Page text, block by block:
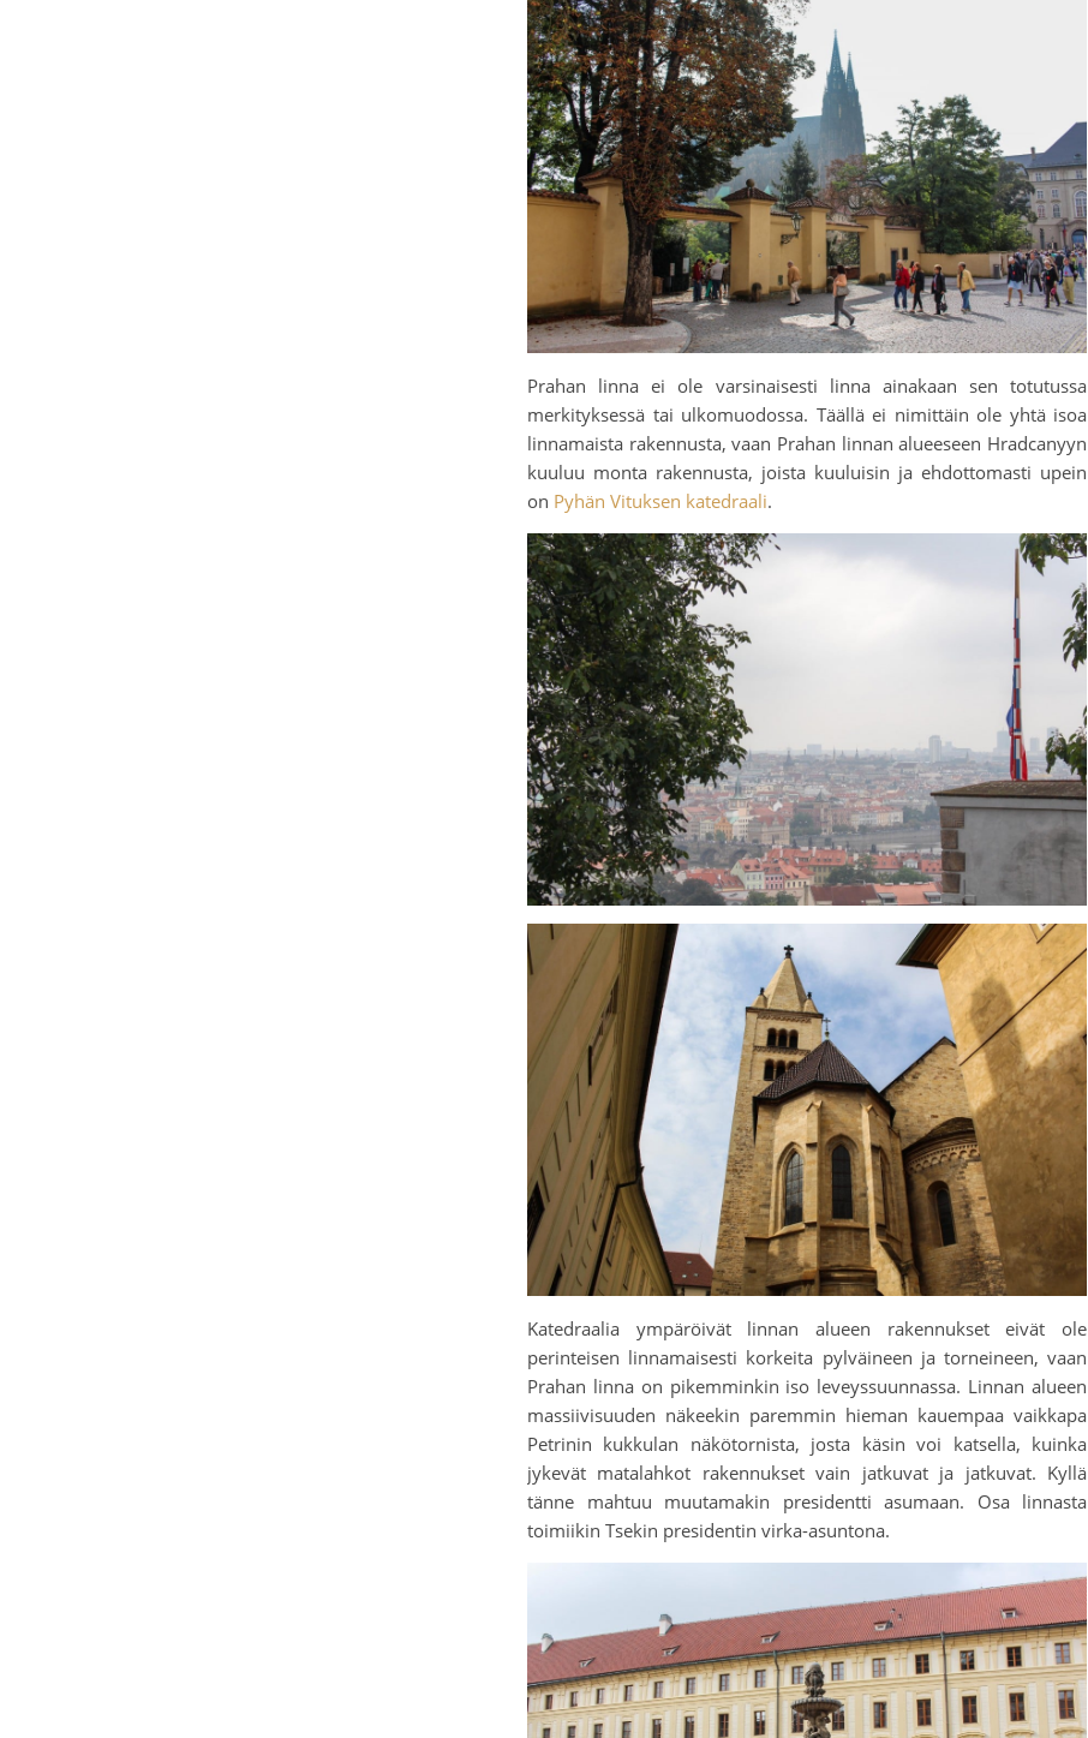
Prahan linna ei ole varsinaisesti linna ainakaan sen totutussa
merkityksessä tai ulkomuodossa. Täällä ei nimittäin ole yhtä isoa
linnamaista rakennusta, vaan Prahan linnan alueeseen Hradcanyyn
kuuluu monta rakennusta, joista kuuluisin ja ehdottomasti upein
on Pyhän Vituksen katedraali.
Katedraalia ympäröivät linnan alueen rakennukset eivät ole
perinteisen linnamaisesti korkeita pylväineen ja torneineen, vaan
Prahan linna on pikemminkin iso leveyssuunnassa. Linnan alueen
massiivisuuden näkeekin paremmin hieman kauempaa vaikkapa
Petrinin kukkulan näkötornista, josta käsin voi katsella, kuinka
jykevät matalahkot rakennukset vain jatkuvat ja jatkuvat. Kyllä
tänne mahtuu muutamakin presidentti asumaan. Osa linnasta
toimiikin Tsekin presidentin virka-asuntona.